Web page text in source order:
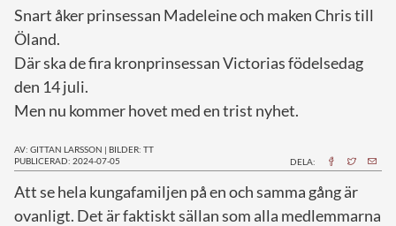
Snart åker prinsessan Madeleine och maken Chris till
Öland.
Där ska de fira kronprinsessan Victorias födelsedag
den 14 juli.
Men nu kommer hovet med en trist nyhet.
AV: GITTAN LARSSON | BILDER: TT
PUBLICERAD: 2024-07-05
DELA:
Att se hela kungafamiljen på en och samma gång är
ovanligt. Det är faktiskt sällan som alla medlemmarna